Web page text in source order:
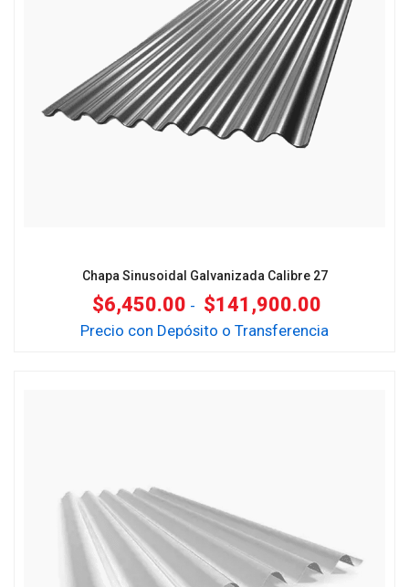
Chapa Sinusoidal Galvanizada Calibre 27
$6,450.00 - $141,900.00
Precio con Depósito o Transferencia